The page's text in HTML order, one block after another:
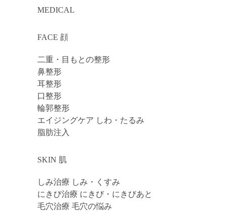
MEDICAL
FACE 顔
二重・目もとの整形
鼻整形
耳整形
口整形
輪郭整形
エイジングケア しわ・たるみ
脂肪注入
SKIN 肌
しみ治療 しみ・くすみ
にきび治療 にきび・にきびあと
毛穴治療 毛穴の悩み